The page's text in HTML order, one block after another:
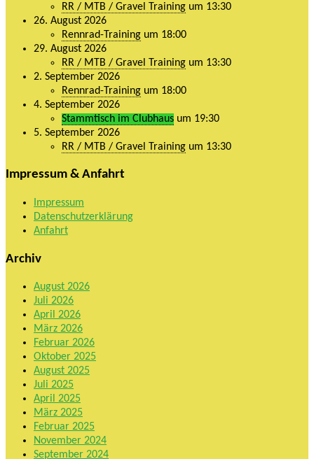
RR / MTB / Gravel Training um 13:30
26. August 2026
Rennrad-Training um 18:00
29. August 2026
RR / MTB / Gravel Training um 13:30
2. September 2026
Rennrad-Training um 18:00
4. September 2026
Stammtisch im Clubhaus um 19:30
5. September 2026
RR / MTB / Gravel Training um 13:30
Impressum & Anfahrt
Impressum
Datenschutzerklärung
Anfahrt
Archiv
August 2026
Juli 2026
April 2026
März 2026
Februar 2026
Oktober 2025
August 2025
Juli 2025
April 2025
März 2025
Februar 2025
November 2024
September 2024